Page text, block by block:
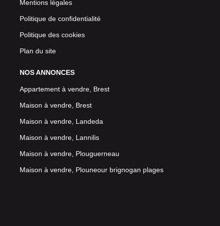
Mentions légales
Politique de confidentialité
Politique des cookies
Plan du site
NOS ANNONCES
Appartement à vendre, Brest
Maison à vendre, Brest
Maison à vendre, Landeda
Maison à vendre, Lannilis
Maison à vendre, Plouguerneau
Maison à vendre, Plouneour brignogan plages